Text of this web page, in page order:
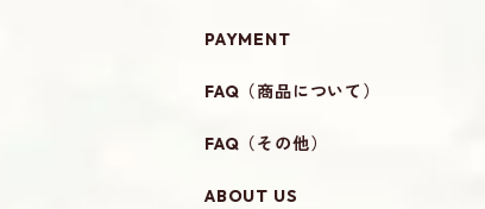
PAYMENT
FAQ（商品について）
FAQ（その他）
ABOUT US